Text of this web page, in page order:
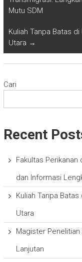
Mutu SDM
Kuliah Tanpa Batas
Utara →
Cari
Recent
Fakultas Perikanan
dan Informasi
Kuliah Tanpa
Utara
Magister Penelitian
Lanjutan